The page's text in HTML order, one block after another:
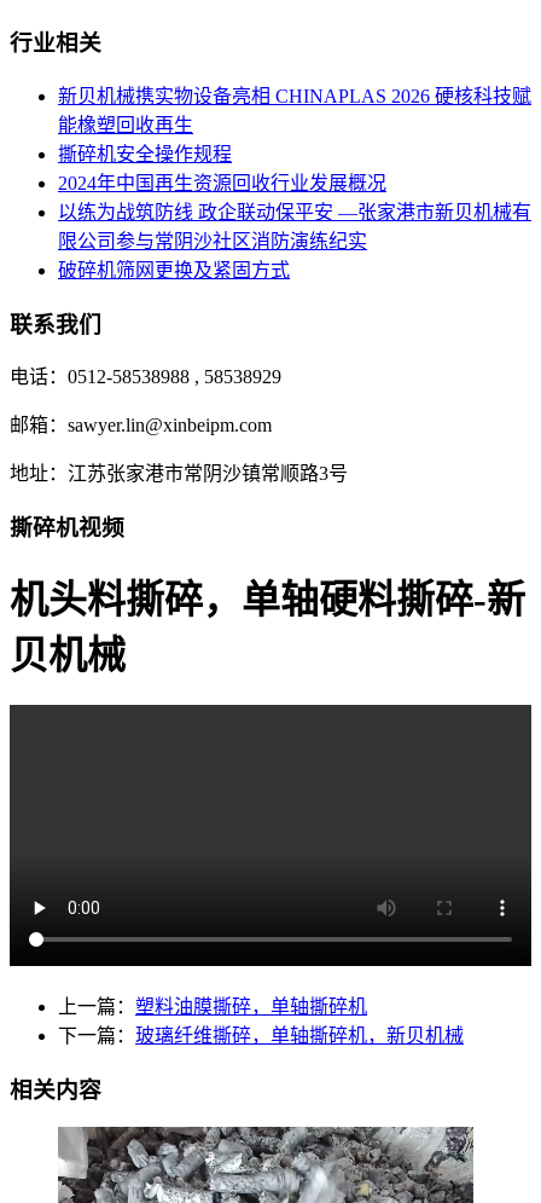
行业相关
新贝机械携实物设备亮相 CHINAPLAS 2026 硬核科技赋
能橡塑回收再生
撕碎机安全操作规程
2024年中国再生资源回收行业发展概况
以练为战筑防线 政企联动保平安 —张家港市新贝机械有
限公司参与常阴沙社区消防演练纪实
破碎机筛网更换及紧固方式
联系我们
电话：0512-58538988 , 58538929
邮箱：sawyer.lin@xinbeipm.com
地址：江苏张家港市常阴沙镇常顺路3号
撕碎机视频
机头料撕碎，单轴硬料撕碎-新
贝机械
上一篇： 塑料油膜撕碎，单轴撕碎机
下一篇： 玻璃纤维撕碎，单轴撕碎机，新贝机械
相关内容